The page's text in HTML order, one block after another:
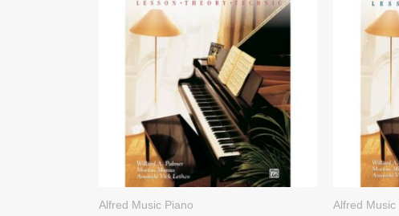
Alfred Music Piano
650KVND.
Alfred Music